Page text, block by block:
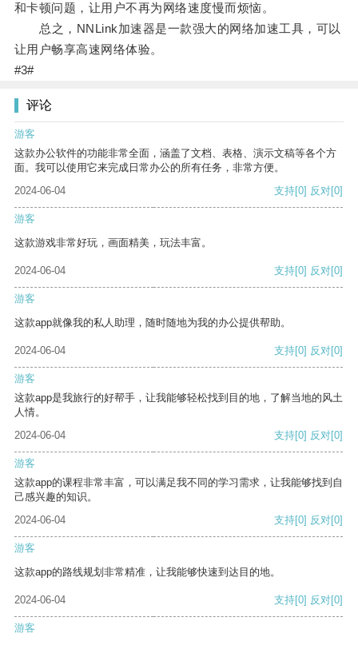
和卡顿问题，让用户不再为网络速度慢而烦恼。
总之，NNLink加速器是一款强大的网络加速工具，可以
让用户畅享高速网络体验。
#3#
评论
游客
这款办公软件的功能非常全面，涵盖了文档、表格、演示文稿等各个方
面。我可以使用它来完成日常办公的所有任务，非常方便。
2024-06-04
支持[0] 反对[0]
游客
这款游戏非常好玩，画面精美，玩法丰富。
2024-06-04 支持[0] 反对[0]
游客
这款app就像我的私人助理，随时随地为我的办公提供帮助。
2024-06-04 支持[0] 反对[0]
游客
这款app是我旅行的好帮手，让我能够轻松找到目的地，了解当地的风土
人情。
2024-06-04
支持[0] 反对[0]
游客
这款app的课程非常丰富，可以满足我不同的学习需求，让我能够找到自
己感兴趣的知识。
2024-06-04
支持[0] 反对[0]
游客
这款app的路线规划非常精准，让我能够快速到达目的地。
2024-06-04 支持[0] 反对[0]
游客